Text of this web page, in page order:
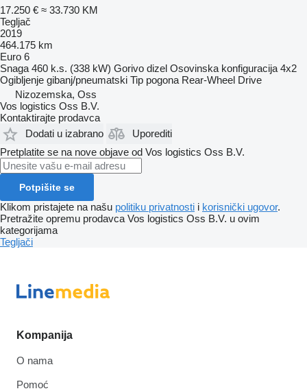
17.250 € ≈ 33.730 KM
Tegljač
2019
464.175 km
Euro 6
Snaga 460 k.s. (338 kW) Gorivo dizel Osovinska konfiguracija 4x2
Ogibljenje gibanj/pneumatski Tip pogona Rear-Wheel Drive
Nizozemska, Oss
Vos logistics Oss B.V.
Kontaktirajte prodavca
Dodati u izabrano
Uporediti
Pretplatite se na nove objave od Vos logistics Oss B.V.
Potpišite se
Klikom pristajete na našu politiku privatnosti i korisnički ugovor.
Pretražite opremu prodavca Vos logistics Oss B.V. u ovim
kategorijama
Tegljači
Kompanija
O nama
Pomoć